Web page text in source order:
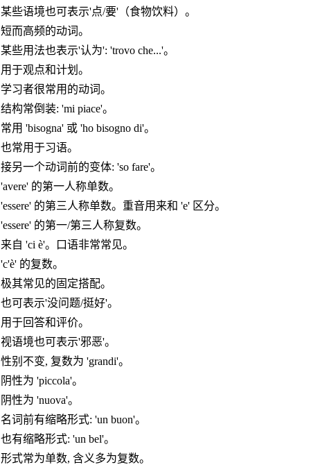
某些语境也可表示'点/要'（食物饮料）。
短而高频的动词。
某些用法也表示'认为': 'trovo che...'。
用于观点和计划。
学习者很常用的动词。
结构常倒装: 'mi piace'。
常用 'bisogna' 或 'ho bisogno di'。
也常用于习语。
接另一个动词前的变体: 'so fare'。
'avere' 的第一人称单数。
'essere' 的第三人称单数。重音用来和 'e' 区分。
'essere' 的第一/第三人称复数。
来自 'ci è'。口语非常常见。
'c'è' 的复数。
极其常见的固定搭配。
也可表示'没问题/挺好'。
用于回答和评价。
视语境也可表示'邪恶'。
性别不变, 复数为 'grandi'。
阴性为 'piccola'。
阴性为 'nuova'。
名词前有缩略形式: 'un buon'。
也有缩略形式: 'un bel'。
形式常为单数, 含义多为复数。